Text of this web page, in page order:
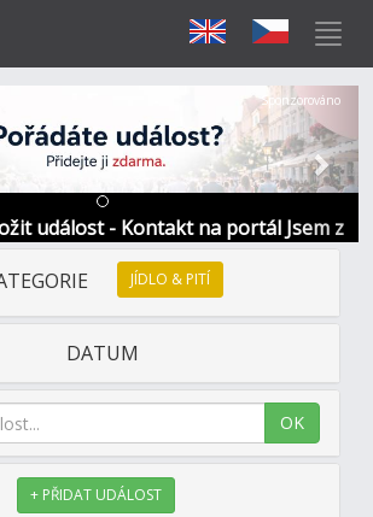
událost - Kontakt na portál Jsem z
Další
Sponzorováno
JÍDLO & PITÍ
DATUM
OK
+ PŘIDAT UDÁLOST